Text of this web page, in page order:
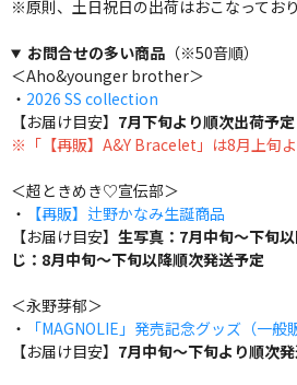
※原則、土日祝日の出荷はおこなっており
お問合せの多い商品（※50音順）
＜Aho&younger brother＞
・ 2026 SS collection
【お届け目安】 7月下旬より順次出荷予定
※「【再販】A&Y Bracelet」は8月上旬
＜超ときめき♡宣伝部＞
・
【再販】辻野かなみ生誕商品
【お届け目安】 生写真：7月中旬～下旬
じ：8月中旬～下旬以降順次発送予定
＜永野芽郁＞
・
「MAGNOLIE」発売記念グッズ（一般
【お届け目安】 7月中旬～下旬より順次